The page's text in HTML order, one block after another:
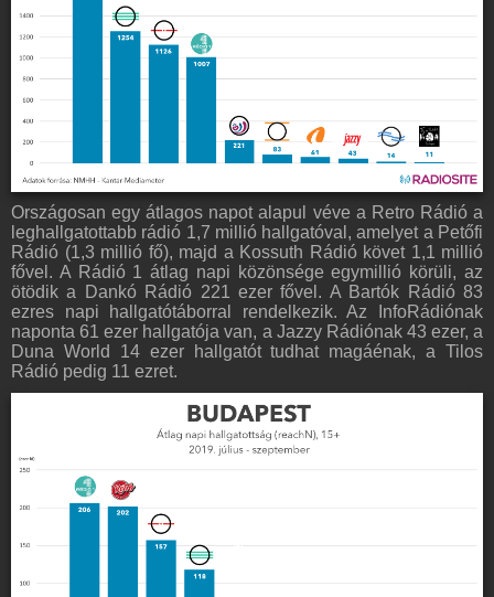
Országosan egy átlagos napot alapul véve a Retro Rádió a
leghallgatottabb rádió 1,7 millió hallgatóval, amelyet a Petőfi
Rádió (1,3 millió fő), majd a Kossuth Rádió követ 1,1 millió
fővel. A Rádió 1 átlag napi közönsége egymillió körüli, az
ötödik a Dankó Rádió 221 ezer fővel. A Bartók Rádió 83
ezres napi hallgatótáborral rendelkezik. Az InfoRádiónak
naponta 61 ezer hallgatója van, a Jazzy Rádiónak 43 ezer, a
Duna World 14 ezer hallgatót tudhat magáénak, a Tilos
Rádió pedig 11 ezret.